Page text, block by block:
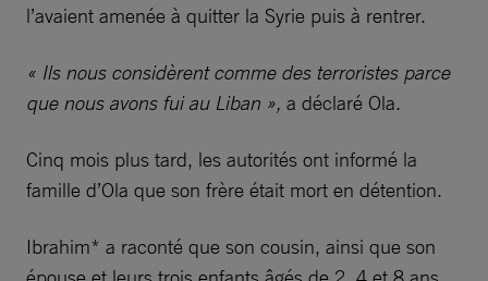
l’avaient amenée à quitter la Syrie puis à rentrer.
« Ils nous considèrent comme des terroristes parce
que nous avons fui au Liban », a déclaré Ola.
Cinq mois plus tard, les autorités ont informé la
famille d’Ola que son frère était mort en détention.
Ibrahim* a raconté que son cousin, ainsi que son